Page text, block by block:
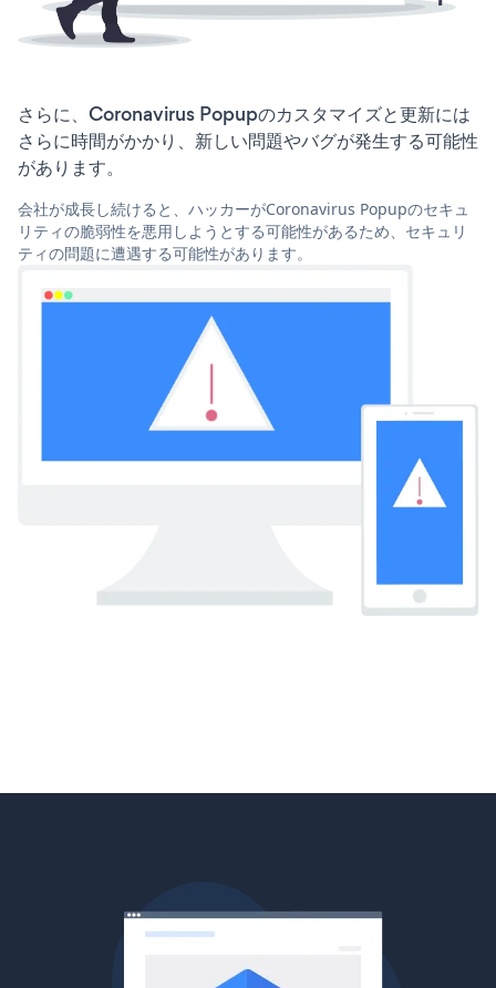
さらに、Coronavirus Popupのカスタマイズと更新には
さらに時間がかかり、新しい問題やバグが発生する可能性
があります。
会社が成長し続けると、ハッカーがCoronavirus Popupのセキュ
リティの脆弱性を悪用しようとする可能性があるため、セキュリ
ティの問題に遭遇する可能性があります。